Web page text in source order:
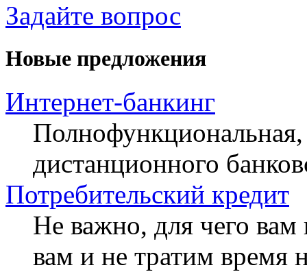
Задайте вопрос
Новые предложения
Интернет-банкинг
Полнофункциональная,
дистанционного
Потребительский кредит
Не важно, для чего
вам и не тратим время